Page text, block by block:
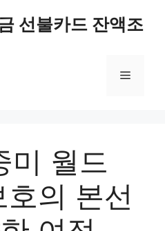
선불카드 잔액조
메
미 월드
의 본선